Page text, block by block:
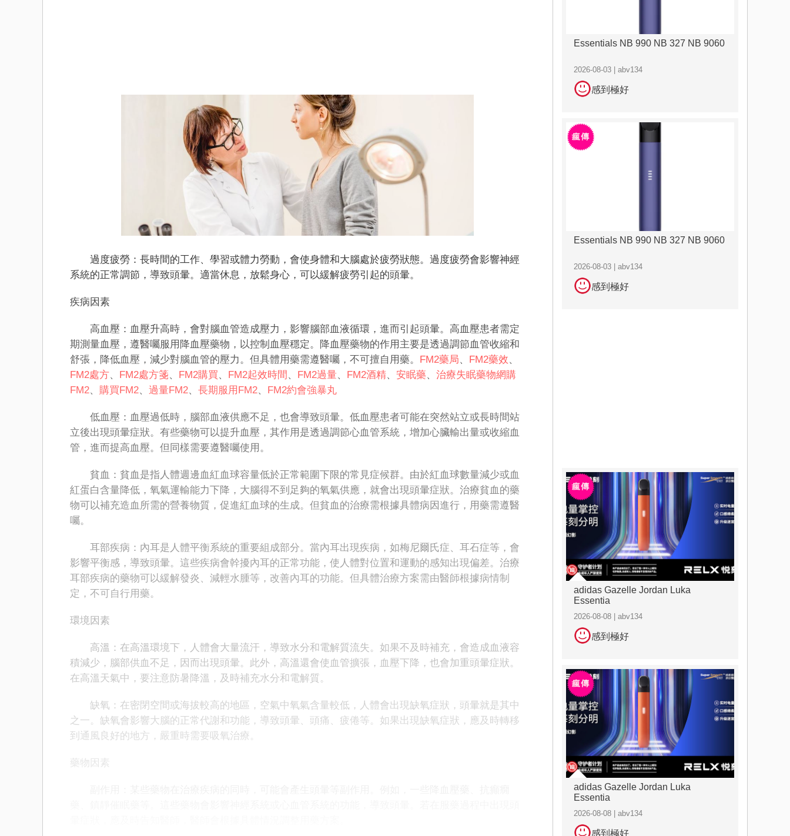
過度疲勞：長時間的工作、學習或體力勞動，會使身體和大腦處於疲勞狀態。過度疲勞會影響神經
系統的正常調節，導致頭暈。適當休息，放鬆身心，可以緩解疲勞引起的頭暈。
疾病因素
高血壓：血壓升高時，會對腦血管造成壓力，影響腦部血液循環，進而引起頭暈。高血壓患者需定
期測量血壓，遵醫囑服用降血壓藥物，以控制血壓穩定。降血壓藥物的作用主要是透過調節血管收縮和
舒張，降低血壓，減少對腦血管的壓力。但具體用藥需遵醫囑，不可擅自用藥。 FM2藥局、 FM2藥效、
FM2處方、 FM2處方箋、 FM2購買、 FM2起效時間 、 FM2過量、 FM2酒精、 安眠藥、 治療失眠藥物網購
FM2、 購買FM2、 過量FM2、 長期服用FM2、 FM2約會強暴丸
低血壓：血壓過低時，腦部血液供應不足，也會導致頭暈。低血壓患者可能在突然站立或長時間站
立後出現頭暈症狀。有些藥物可以提升血壓，其作用是透過調節心血管系統，增加心臟輸出量或收縮血
管，進而提高血壓。但同樣需要遵醫囑使用。
貧血：貧血是指人體​​週邊血紅血球容量低於正常範圍下限的常見症候群。由於紅血球數量減少或血
紅蛋白含量降低，氧氣運輸能力下降，大腦得不到足夠的氧氣供應，就會出現頭暈症狀。治療貧血的藥
物可以補充造血所需的營養物質，促進紅血球的生成。但貧血的治療需根據具體病因進行，用藥需遵醫
囑。
耳部疾病：內耳是人體平衡系統的重要組成部分。當內耳出現疾病，如梅尼爾氏症、耳石症等，會
影響平衡感，導致頭暈。這些疾病會幹擾內耳的正常功能，使人體對位置和運動的感知出現偏差。治療
耳部疾病的藥物可以緩解發炎、減輕水腫等，改善內耳的功能。但具體治療方案需由醫師根據病情制
定，不可自行用藥。
環境因素
高溫：在高溫環境下，人體會大量流汗，導致水分和電解質流失。如果不及時補充，會造成血液容
積減少，腦部供血不足，因而出現頭暈。此外，高溫還會使血管擴張，血壓下降，也會加重頭暈症狀。
在高溫天氣中，要注意防暑降溫，及時補充水分和電解質。
缺氧：在密閉空間或海拔較高的地區，空氣中氧氣含量較低，人體會出現缺氧症狀，頭暈就是其中
之一。缺氧會影響大腦的正常代謝和功能，導致頭暈、頭痛、疲倦等。如果出現缺氧症狀，應及時轉移
到通風良好的地方，嚴重時需要吸氧治療。
藥物因素
Essentials NB 990 NB 327 NB 9060
2026-08-03 | abv134
感到極好
Essentials NB 990 NB 327 NB 9060
2026-08-03 | abv134
感到極好
adidas Gazelle Jordan Luka
Essentia
2026-08-08 | abv134
感到極好
adidas Gazelle Jordan Luka
Essentia
2026-08-08 | abv134
感到極好